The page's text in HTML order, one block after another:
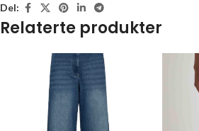
Del:
Relaterte produkter